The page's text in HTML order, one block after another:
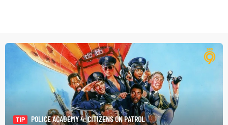
TIP
POLICE ACADEMY 4: CITIZENS ON PATROL